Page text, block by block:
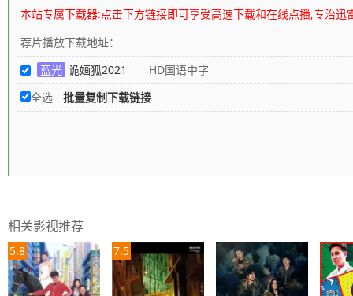
本站专属下载器:点击下方链接即可享受高速下载和在线点播,专治迅
荐片播放下载地址：
蓝光 诡婳狐2021
HD国语中字
全选
批量复制下载链接
相关影视推荐
5.8 7.5